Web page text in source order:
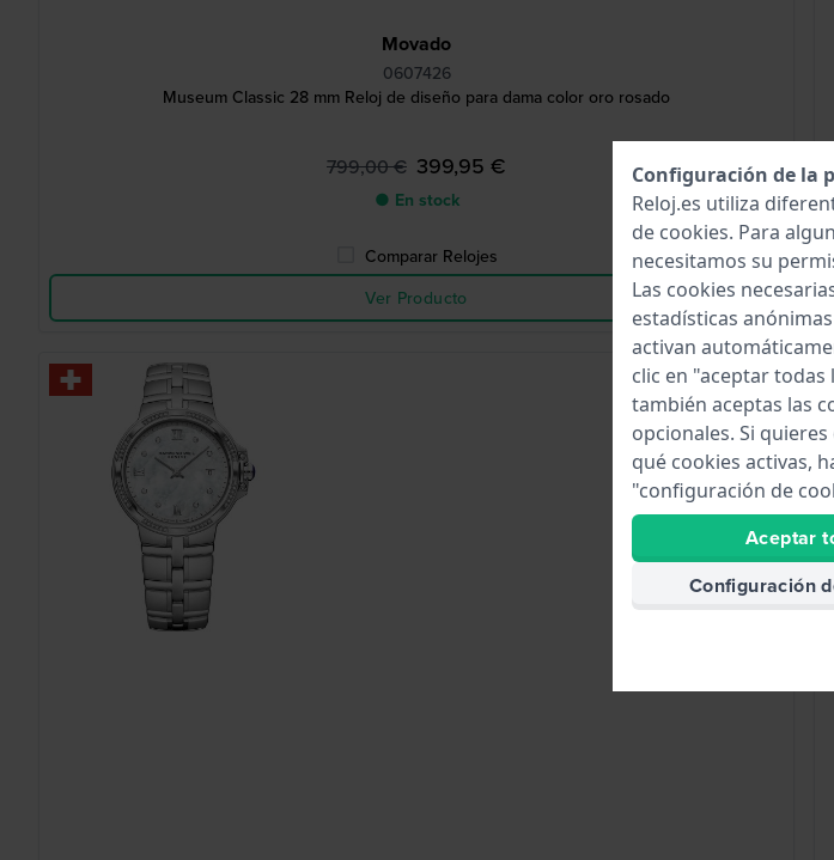
Movado
0607426
Museum Classic 28 mm Reloj de diseño para dama color oro rosado
799,00 € 399,95 €
● En stock
Comparar Relojes
Ver Producto
-30%
Configuración de la
Reloj.es utiliza
de cookies. Para
necesitamos su
Las cookies
estadísticas
activan
clic en "aceptar todas
también aceptas las
opcionales. Si
qué cookies activas,
"configuración de
Aceptar
Configuración